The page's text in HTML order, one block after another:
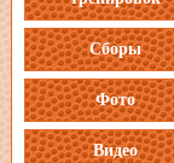
Сборы
Фото
Видео